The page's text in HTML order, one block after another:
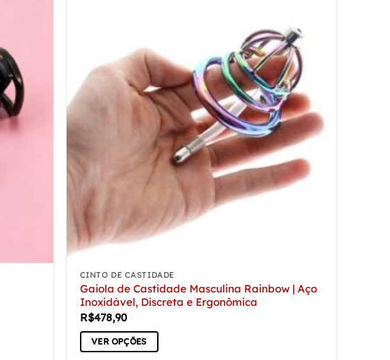
CINTO DE CASTIDADE
Gaiola de Castidade Masculina Rainbow | Aço
Inoxidável, Discreta e Ergonômica
R$478,90
VER OPÇÕES